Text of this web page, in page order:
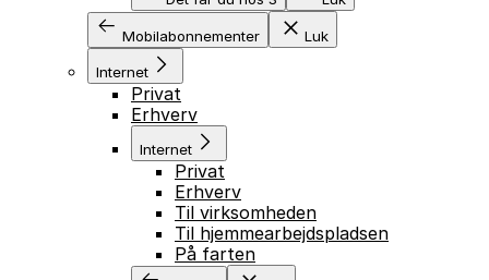
Mobilabonnementer Luk
Internet
Privat
Erhverv
Internet
Privat
Erhverv
Til virksomheden
Til hjemmearbejdspladsen
På farten